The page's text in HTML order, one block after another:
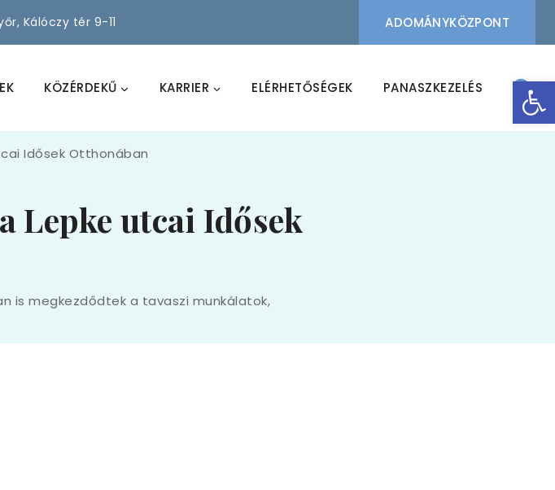
Kálóczy tér 9-11 ADOMÁNYKÖZPONT
KÖZÉRDEKŰ KARRIER ELÉRHETŐSÉGEK PANASZKEZELÉS
Idősek Otthonában
Lepke utcai Idősek
is megkezdődtek a tavaszi munkálatok,